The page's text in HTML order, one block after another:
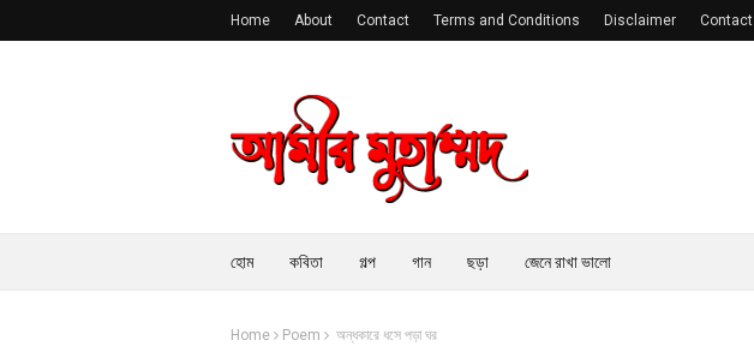
Home About Contact Terms and Conditions Disclaimer Contact
হোম কবিতা গল্প গান ছড়া জেনে রাখা ভালো
Home Poem অন্ধকারে ধসে পড়া ঘর